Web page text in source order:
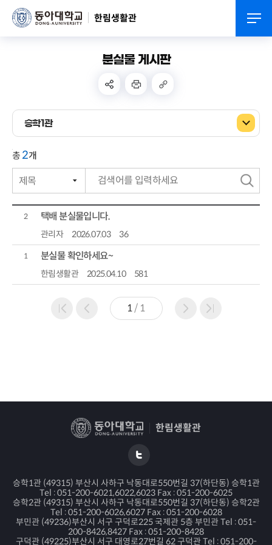
한림생활관
분실물 게시판
승학1관
총 2개
검
색
번호
제목
작성자
작성일자
조회수
2 택배 분실물입니다.
관리자 2026.07.03 36
1 분실물 확인하세요~
한림생활관 2025.04.10 581
1/ 1
한림생활관
승학1관 (49315) 부산시 사하구 낙동대로550번길 37(하단동) 승학1관
Tel : 051-200-6021,6022,6023 Fax : 051-200-6025
승학2관 (49315) 부산시 사하구 낙동대로550번길 37(하단동) 승학2관
Tel : 051-200-6026,6027 Fax : 051-200-6028
부민관 (49236)부산시 서구 구덕로225 국제관 5층 부민관 Tel : 051-
200-8426,8427 Fax : 051-200-8428
구덕관 (49225)부산시 서구 대영로27번길 62 구덕관 Tel : 051-200-